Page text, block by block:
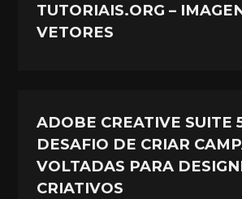
TUTORIAIS.ORG –
VETORES
ADOBE CREATIVE SUITE
DESAFIO DE CRIAR
VOLTADAS PARA
CRIATIVOS